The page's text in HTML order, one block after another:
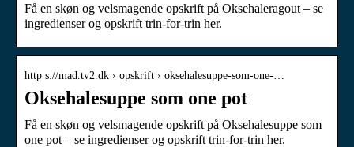
Få en skøn og velsmagende opskrift på Oksehaleragout – se
ingredienser og opskrift trin-for-trin her.
http s://mad.tv2.dk › opskrift › oksehalesuppe-som-one-…
Oksehalesuppe som one pot
Få en skøn og velsmagende opskrift på Oksehalesuppe som
one pot – se ingredienser og opskrift trin-for-trin her.